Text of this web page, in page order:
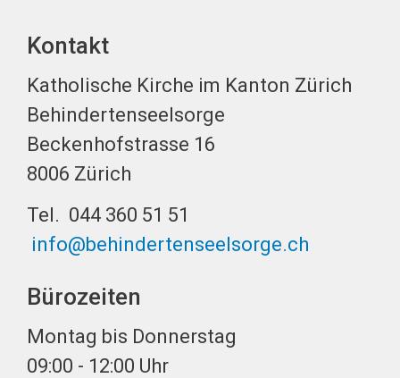
Kontakt
Katholische Kirche im Kanton Zürich
Behindertenseelsorge
Beckenhofstrasse 16
8006 Zürich
Tel. 044 360 51 51
info@behindertenseelsorge.ch
Bürozeiten
Montag bis Donnerstag
09:00 - 12:00 Uhr